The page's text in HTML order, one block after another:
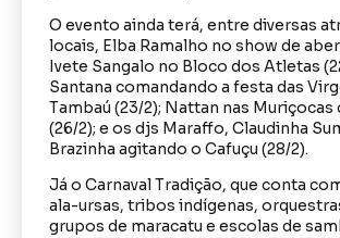
O evento ainda terá, entre diversas
locais, Elba Ramalho no show de
Ivete Sangalo no Bloco dos Atletas
Santana comandando a festa das
Tambaú (23/2); Nattan nas
(26/2); e os djs Maraffo, Claudinha
Brazinha agitando o Cafuçu (28/2).
Já o Carnaval Tradição, que conta
ala-ursas, tribos indígenas,
grupos de maracatu e escolas de